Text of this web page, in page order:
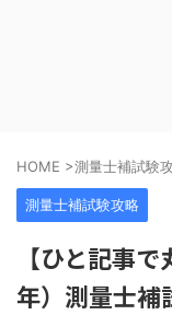
HOME >測量士補試験
測量士補試験攻略
【ひと記事
年）測量士補